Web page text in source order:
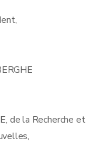
de la Recherche et